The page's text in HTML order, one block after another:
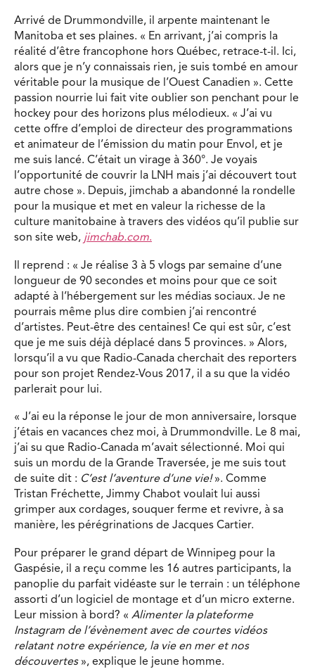
Arrivé de Drummondville, il arpente maintenant le
Manitoba et ses plaines. « En arrivant, j’ai compris la
réalité d’être francophone hors Québec, retrace-t-il. Ici,
alors que je n’y connaissais rien, je suis tombé en amour
véritable pour la musique de l’Ouest Canadien ». Cette
passion nourrie lui fait vite oublier son penchant pour le
hockey pour des horizons plus mélodieux. « J’ai vu
cette offre d’emploi de directeur des programmations
et animateur de l’émission du matin pour Envol, et je
me suis lancé. C’était un virage à 360°. Je voyais
l’opportunité de couvrir la LNH mais j’ai découvert tout
autre chose ». Depuis, jimchab a abandonné la rondelle
pour la musique et met en valeur la richesse de la
culture manitobaine à travers des vidéos qu’il publie sur
son site web, jimchab.com.
Il reprend : « Je réalise 3 à 5 vlogs par semaine d’une
longueur de 90 secondes et moins pour que ce soit
adapté à l’hébergement sur les médias sociaux. Je ne
pourrais même plus dire combien j’ai rencontré
d’artistes. Peut-être des centaines! Ce qui est sûr, c’est
que je me suis déjà déplacé dans 5 provinces. » Alors,
lorsqu’il a vu que Radio-Canada cherchait des reporters
pour son projet Rendez-Vous 2017, il a su que la vidéo
parlerait pour lui.
« J’ai eu la réponse le jour de mon anniversaire, lorsque
j’étais en vacances chez moi, à Drummondville. Le 8 mai,
j’ai su que Radio-Canada m’avait sélectionné. Moi qui
suis un mordu de la Grande Traversée, je me suis tout
de suite dit : C’est l’aventure d’une vie!». Comme
Tristan Fréchette, Jimmy Chabot voulait lui aussi
grimper aux cordages, souquer ferme et revivre, à sa
manière, les pérégrinations de Jacques Cartier.
Pour préparer le grand départ de Winnipeg pour la
Gaspésie, il a reçu comme les 16 autres participants, la
panoplie du parfait vidéaste sur le terrain : un téléphone
assorti d’un logiciel de montage et d’un micro externe.
Leur mission à bord? « Alimenter la plateforme
Instagram de l’évènement avec de courtes vidéos
relatant notre expérience, la vie en mer et nos
découvertes », explique le jeune homme.